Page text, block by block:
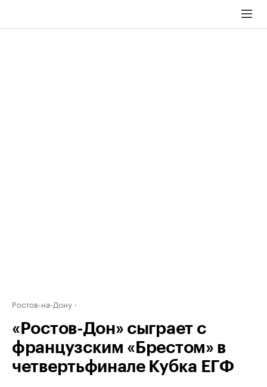
Ростов-на-Дону
«Ростов-Дон» сыграет с
французским «Брестом» в
четвертьфинале Кубка ЕГФ